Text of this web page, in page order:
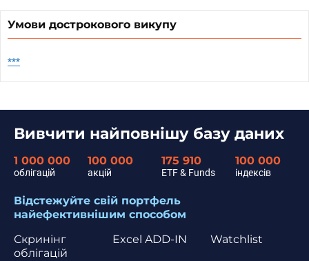
Умови дострокового викупу
***
Вивчити найповнішу базу даних
1 000 000
облігацій
100 000
акцій
175 910
ETF & Funds
100 000
індексів
Відстежуйте свій портфель
найефективнішим способом
Скринінг
облігацій
Watchlist
Excel ADD-IN